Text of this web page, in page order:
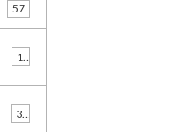
57
36